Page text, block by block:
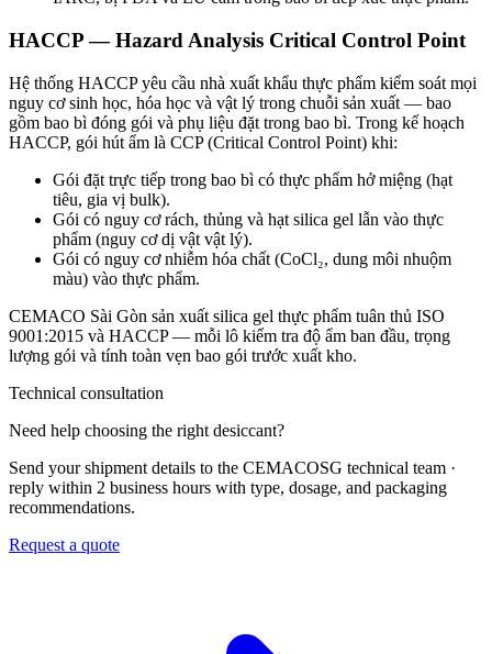
HACCP — Hazard Analysis Critical Control Point
Hệ thống HACCP yêu cầu nhà xuất khẩu thực phẩm kiểm soát mọi
nguy cơ sinh học, hóa học và vật lý trong chuỗi sản xuất — bao
gồm bao bì đóng gói và phụ liệu đặt trong bao bì. Trong kế hoạch
HACCP, gói hút ẩm là CCP (Critical Control Point) khi:
Gói đặt trực tiếp trong bao bì có thực phẩm hở miệng (hạt
tiêu, gia vị bulk).
Gói có nguy cơ rách, thủng và hạt silica gel lẫn vào thực
phẩm (nguy cơ dị vật vật lý).
Gói có nguy cơ nhiễm hóa chất (CoCl₂, dung môi nhuộm
màu) vào thực phẩm.
CEMACO Sài Gòn sản xuất silica gel thực phẩm tuân thủ ISO
9001:2015 và HACCP — mỗi lô kiểm tra độ ẩm ban đầu, trọng
lượng gói và tính toàn vẹn bao gói trước xuất kho.
Technical consultation
Need help choosing the right desiccant?
Send your shipment details to the CEMACOSG technical team ·
reply within 2 business hours with type, dosage, and packaging
recommendations.
Request a quote